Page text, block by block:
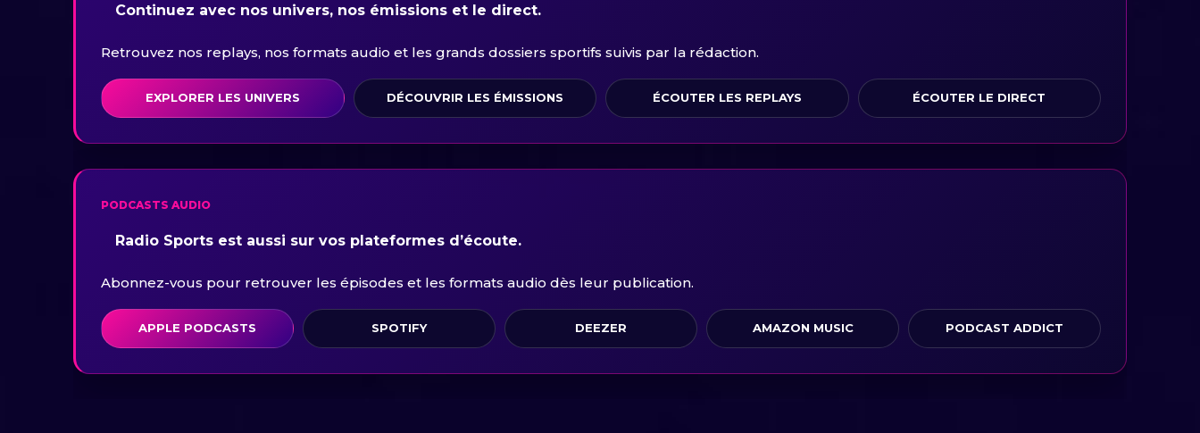
Continuez avec nos univers, nos émissions et le direct.
Retrouvez nos replays, nos formats audio et les grands dossiers sportifs suivis par la rédaction.
EXPLORER LES UNIVERS DÉCOUVRIR LES ÉMISSIONS ÉCOUTER LES REPLAYS ÉCOUTER LE DIRECT
PODCASTS AUDIO
Radio Sports est aussi sur vos plateformes d’écoute.
Abonnez-vous pour retrouver les épisodes et les formats audio dès leur publication.
APPLE PODCASTS SPOTIFY DEEZER AMAZON MUSIC PODCAST ADDICT